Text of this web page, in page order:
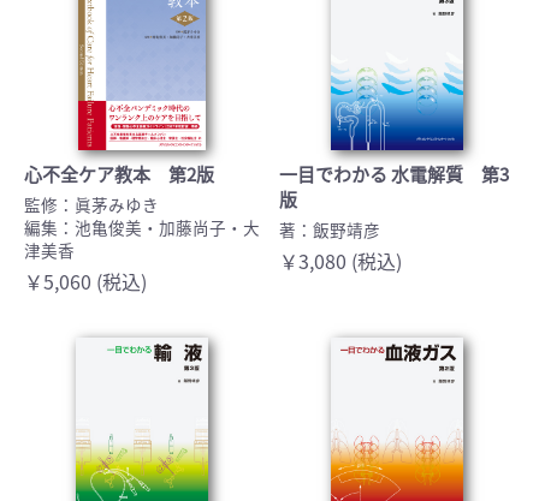
心不全ケア教本 第2版
監修：眞茅みゆき
編集：池亀俊美・加藤尚子・大
津美香
￥5,060 (税込)
一目でわかる 水電解質 第3
版
著：飯野靖彦
￥3,080 (税込)